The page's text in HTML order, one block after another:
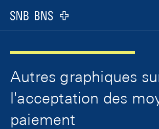
Logo
Autres graphiques
l'acceptation des
paiement